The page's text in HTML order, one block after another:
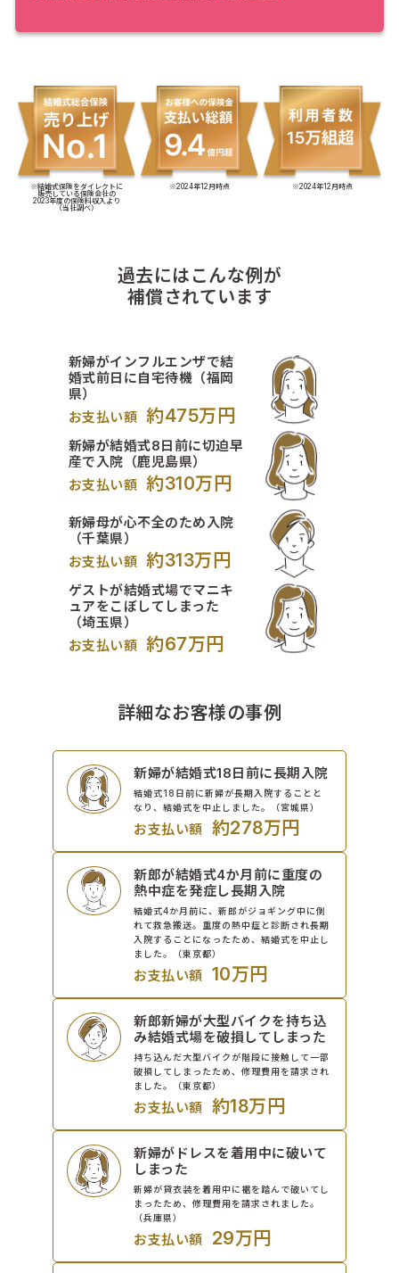
※結婚式保険をダイレクトに
販売している保険会社の
2023年度の保険料収入より
（当社調べ）
※2024年12月時点 ※2024年12月時点
過去にはこんな例が
補償されています
新婦がインフルエンザで結
婚式前日に自宅待機（福岡
県）
お支払い額 約475万円
新婦が結婚式8日前に切迫早
産で入院（鹿児島県）
お支払い額 約310万円
新婦母が心不全のため入院
（千葉県）
お支払い額 約313万円
ゲストが結婚式場でマニキ
ュアをこぼしてしまった
（埼玉県）
お支払い額 約67万円
詳細なお客様の事例
新婦が結婚式18日前に長期入院
結婚式18日前に新婦が長期入院することと
なり、結婚式を中止しました。（宮城県）
お支払い額 約278万円
新郎が結婚式4か月前に重度の
熱中症を発症し長期入院
結婚式4か月前に、新郎がジョギング中に倒
れて救急搬送。重度の熱中症と診断され長期
入院することになったため、結婚式を中止し
ました。（東京都）
お支払い額 10万円
新郎新婦が大型バイクを持ち込
み結婚式場を破損してしまった
持ち込んだ大型バイクが階段に接触して一部
破損してしまったため、修理費用を請求され
ました。（東京都）
お支払い額 約18万円
新婦がドレスを着用中に破いて
しまった
新婦が貸衣装を着用中に裾を踏んで破いてし
まったため、修理費用を請求されました。
（兵庫県）
お支払い額 29万円